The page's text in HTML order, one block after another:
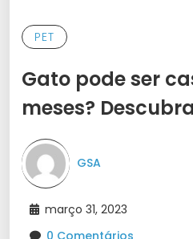
PET
Gato pode ser
meses?
GSA
março 31, 2023
0 Comentários